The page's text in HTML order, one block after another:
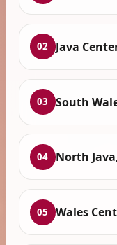
02 Java
03 South
04 North
05 Wales